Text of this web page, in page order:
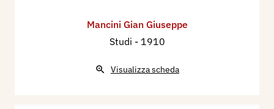
Mancini Gian Giuseppe
Studi - 1910
Visualizza scheda